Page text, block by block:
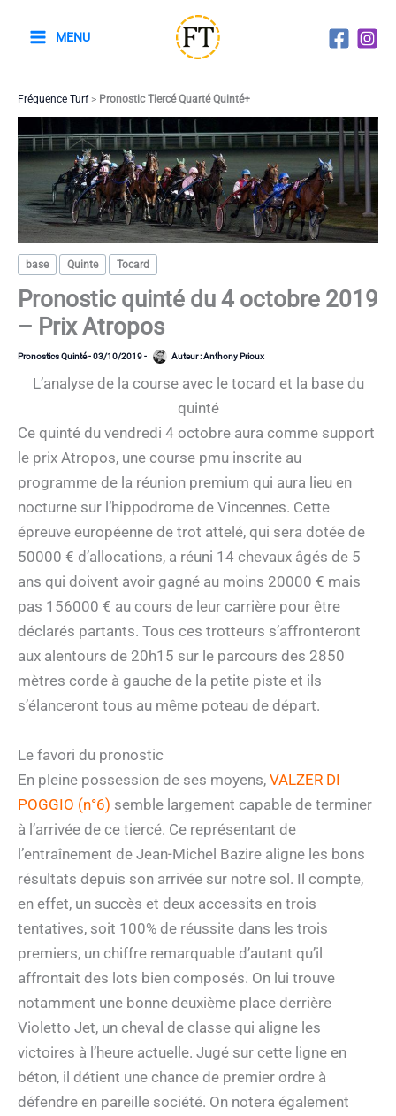
MENU
Fréquence Turf> Pronostic Tiercé Quarté Quinté+
base Quinte Tocard
Pronostic quinté du 4 octobre 2019
– Prix Atropos
Pronostics Quinté-03/10/2019- Auteur :Anthony Prioux
L’analyse de la course avec le tocard et la base du
quinté
Ce quinté du vendredi 4 octobre aura comme support
le prix Atropos, une course pmu inscrite au
programme de la réunion premium qui aura lieu en
nocturne sur l’hippodrome de Vincennes. Cette
épreuve européenne de trot attelé, qui sera dotée de
50000 € d’allocations, a réuni 14 chevaux âgés de 5
ans qui doivent avoir gagné au moins 20000 € mais
pas 156000 € au cours de leur carrière pour être
déclarés partants. Tous ces trotteurs s’affronteront
aux alentours de 20h15 sur le parcours des 2850
mètres corde à gauche de la petite piste et ils
s’élanceront tous au même poteau de départ.
Le favori du pronostic
En pleine possession de ses moyens, VALZER DI
POGGIO (n°6) semble largement capable de terminer
à l’arrivée de ce tiercé. Ce représentant de
l’entraînement de Jean-Michel Bazire aligne les bons
résultats depuis son arrivée sur notre sol. Il compte,
en effet, un succès et deux accessits en trois
tentatives, soit 100% de réussite dans les trois
premiers, un chiffre remarquable d’autant qu’il
affrontait des lots bien composés. On lui trouve
notamment une bonne deuxième place derrière
Violetto Jet, un cheval de classe qui aligne les
victoires à l’heure actuelle. Jugé sur cette ligne en
béton, il détient une chance de premier ordre à
défendre en pareille société. On notera également